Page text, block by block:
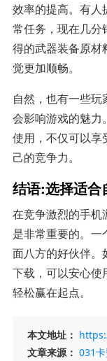
效率的提高。有人
常任务，现在几分
得的武器装备原材
觉更加顺畅。
自然，也有一些
会影响游戏的魅力
使用，不仅可以享
己的竞争力。
结语:选择适合
在竞争激烈的手机
是非常重要的。
面八方的好伙伴。
下载，可以安心使
轻松赢在起点。
本文地址：
文章来源： 031